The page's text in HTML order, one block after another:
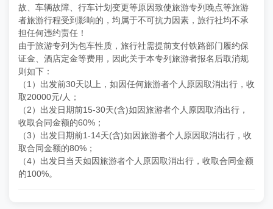
故、车辆故障、行车计划变更等原因致使旅游专列晚点等旅游
者旅游行程受到影响的，均属于不可抗力因素，旅行社均不承
担任何违约责任！
由于旅游专列为包车性质，旅行社需提前支付铁路部门履约保
证金、酒店定金等费用，因此关于本专列旅游者报名后取消规
则如下：
（1）出发前30天以上，如因任何旅游者个人原因取消出行，收
取20000元/人；
（2）出发日期前15-30天(含)如因旅游者个人原因取消出行，
收取合同金额的60%；
（3）出发日期前1-14天(含)如因旅游者个人原因取消出行，收
取合同金额的80%；
（4）出发日当天如因旅游者个人原因取消出行，收取合同金额
的100%。